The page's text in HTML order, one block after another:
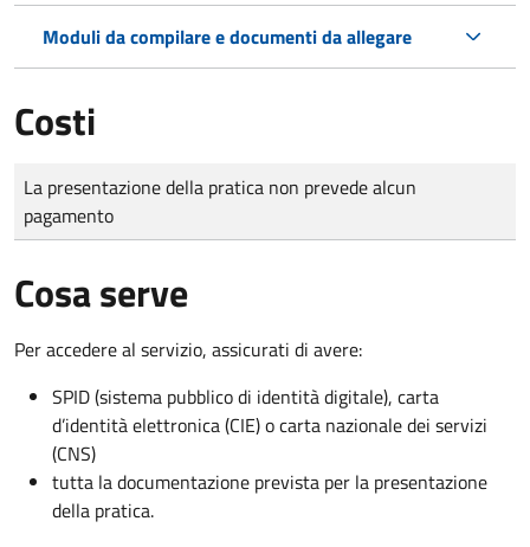
Moduli da compilare e documenti da allegare
Costi
Tipo di pagamento
Importo
La presentazione della pratica non prevede alcun
pagamento
Cosa serve
Per accedere al servizio, assicurati di avere:
SPID (sistema pubblico di identità digitale), carta
d’identità elettronica (CIE) o carta nazionale dei servizi
(CNS)
tutta la documentazione prevista per la presentazione
della pratica.